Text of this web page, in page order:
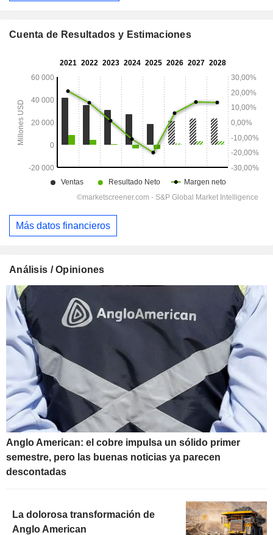
Cuenta de Resultados y Estimaciones
Más datos financieros
Análisis / Opiniones
Anglo American: el cobre impulsa un sólido primer
semestre, pero las buenas noticias ya parecen
descontadas
La dolorosa transformación de
Anglo American